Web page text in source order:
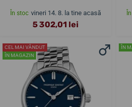
În stoc vineri 14. 8. la tine acasă
5 302,01 lei
CEL MAI VÂNDUT
ÎN MAGAZIN
ÎN